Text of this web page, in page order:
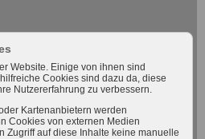
Videos akzeptieren Sie die
von Youtube.
erfahren
Video laden
Website. Einige von ihnen sind
Cookies sind dazu da, diese
Nutzererfahrung zu verbessern.
Kartenanbietern werden
Cookies von externen Medien
Zugriff auf diese Inhalte keine manuelle